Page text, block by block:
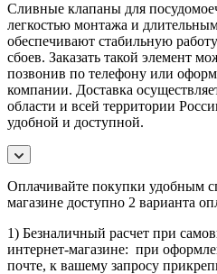
Сливные клапаны для
легкостью монтажа и
обеспечивают стабильную
сбоев. Заказать такой элемент
позвонив по телефону или
компании. Доставка
области и всей территории
удобной и доступной.
Оплачивайте покупки удобным
магазине доступно 2 варианта
1) Безналичный расчет при
интернет-магазине: при
почте, к вашему запросу